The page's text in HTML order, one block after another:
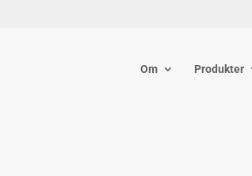
Om Produkter